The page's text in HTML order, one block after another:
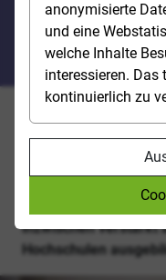
anonymisierte
und eine
welche Inhalte
interessieren. Das
kontinuierlich zu
pädagogik
Die Pflege spielt
Gesundheitswesen
demografischen
Qualität der Pflege
inzwischen verstärkt
Hochschulen